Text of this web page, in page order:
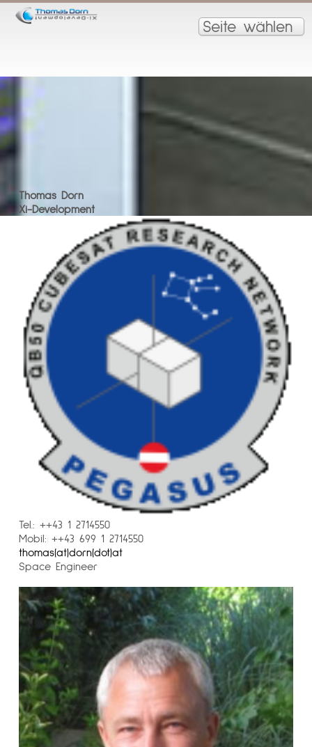
Seite wählen
Thomas Dorn
Xi-Development
Tel.: ++43 1 2714550
Mobil: ++43 699 1 2714550
thomas(at)dorn(dot)at
Space Engineer